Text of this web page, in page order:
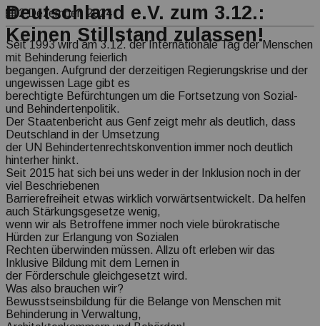
Transparenz Erklärung
Deutschland e.V. zum 3.12.:
Keinen Stillstand zulassen!
2 Dezember, 2024
Seit 1993 wird am 3.12. der Internationale Tag der Menschen
mit Behinderung feierlich
begangen. Aufgrund der derzeitigen Regierungskrise und der
ungewissen Lage gibt es
berechtigte Befürchtungen um die Fortsetzung von Sozial-
und Behindertenpolitik.
Der Staatenbericht aus Genf zeigt mehr als deutlich, dass
Deutschland in der Umsetzung
der UN Behindertenrechtskonvention immer noch deutlich
hinterher hinkt.
Seit 2015 hat sich bei uns weder in der Inklusion noch in der
viel Beschriebenen
Barrierefreiheit etwas wirklich vorwärtsentwickelt. Da helfen
auch Stärkungsgesetze wenig,
wenn wir als Betroffene immer noch viele bürokratische
Hürden zur Erlangung von Sozialen
Rechten überwinden müssen. Allzu oft erleben wir das
Inklusive Bildung mit dem Lernen in
der Förderschule gleichgesetzt wird.
Was also brauchen wir?
Bewusstseinsbildung für die Belange von Menschen mit
Behinderung in Verwaltung,